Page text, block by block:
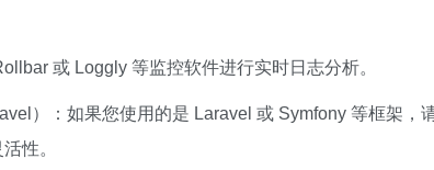
或 Loggly 等监控软件进行实时日志分析。
）：如果您使用的是 Laravel 或 Symfony 等框架，
性。